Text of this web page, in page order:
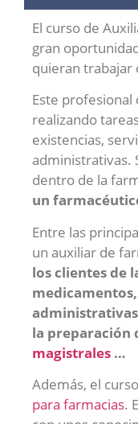
El curso de
gran
quieran trabajar
Este
realizando
existencias,
administrativas.
dentro de la
un
Entre las
un auxiliar de
los clientes de
la preparación
magistrales …
Además, el
para farmacias.